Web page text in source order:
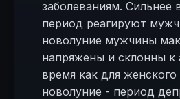
заболеваниям. Сильнее
период реагируют
новолуние мужчины
напряжены и склонны к
время как для женского
новолуние - период